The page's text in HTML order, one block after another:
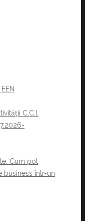
C.C.I.
Cum pot
business într-un